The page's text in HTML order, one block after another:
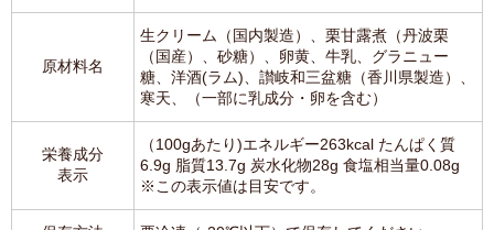
原材料名
生クリーム（国内製造）、栗甘露煮（丹波栗
（国産）、砂糖）、卵黄、牛乳、グラニュー
糖、洋酒(ラム)、讃岐和三盆糖（香川県製造）、
寒天、（一部に乳成分・卵を含む）
栄養成分
表示
（100gあたり)エネルギー263kcal たんぱく質
6.9g 脂質13.7g 炭水化物28g 食塩相当量0.08g
※この表示値は目安です。